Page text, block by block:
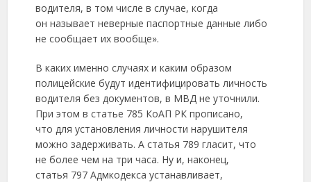
водителя, в том числе в случае, когда
он называет неверные паспортные данные либо
не сообщает их вообще».
В каких именно случаях и каким образом
полицейские будут идентифицировать личность
водителя без документов, в МВД не уточнили.
При этом в статье 785 КоАП РК прописано,
что для установления личности нарушителя
можно задерживать. А статья 789 гласит, что
не более чем на три часа. Ну и, наконец,
статья 797 Адмкодекса устанавливает,